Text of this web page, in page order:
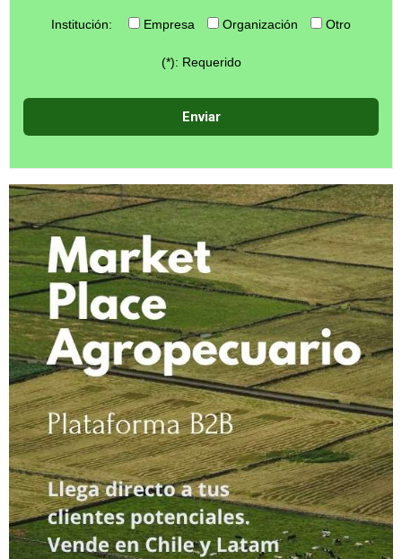
Institución: Empresa Organización Otro
(*): Requerido